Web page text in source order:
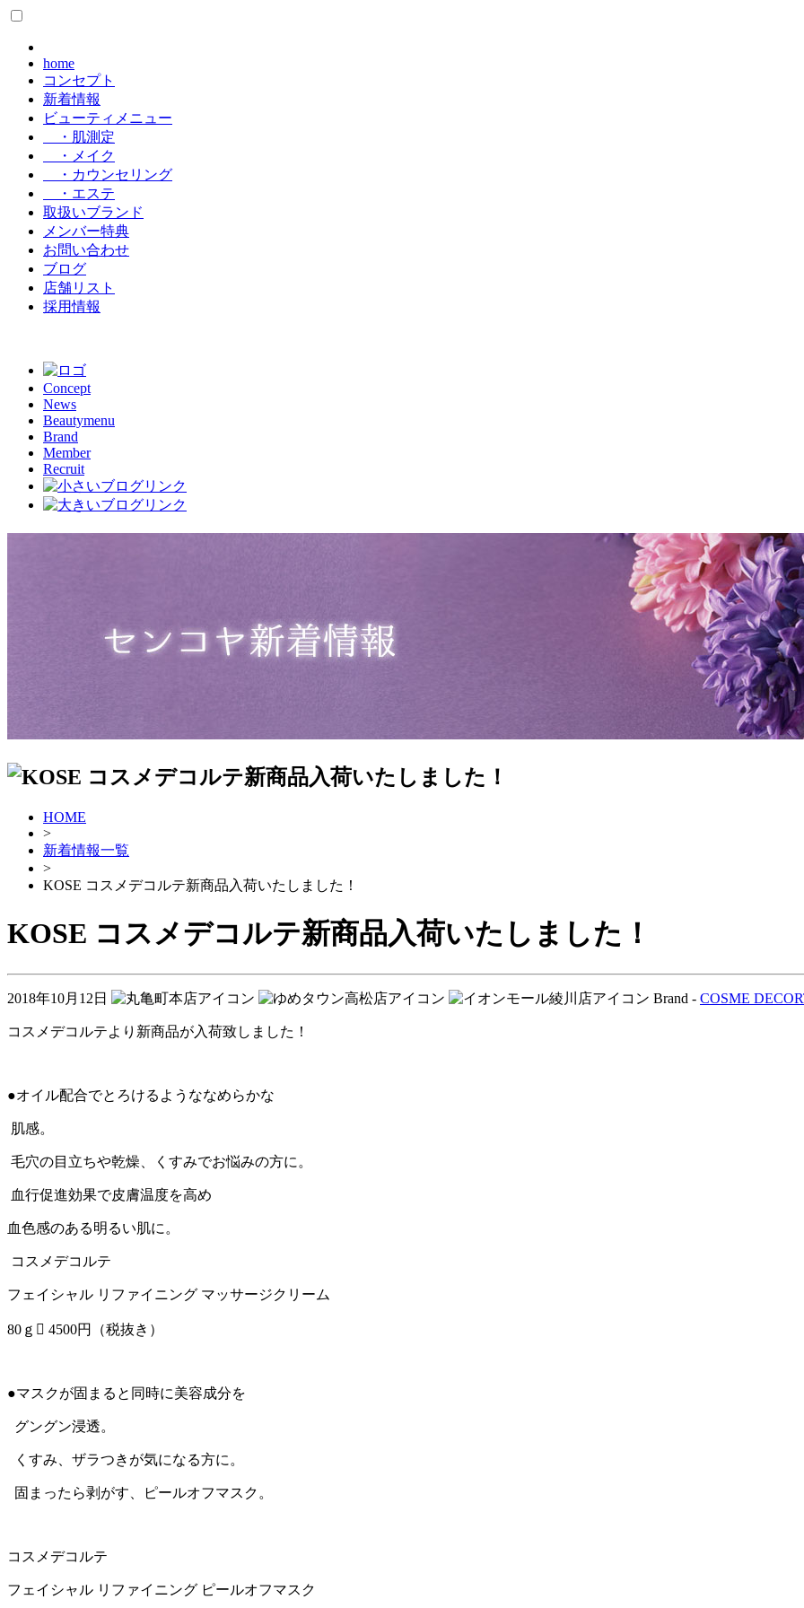
home
コンセプト
新着情報
ビューティメニュー
・肌測定
・メイク
・カウンセリング
・エステ
取扱いブランド
メンバー特典
お問い合わせ
ブログ
店舗リスト
採用情報
Concept
News
Beautymenu
Brand
Member
Recruit
HOME
>
新着情報一覧
>
KOSE コスメデコルテ新商品入荷いたしました！
KOSE コスメデコルテ新商品入荷いたしました！
2018年10月12日 Brand - COSME
コスメデコルテより新商品が入荷致しました！
●オイル配合でとろけるようななめらかな
肌感。
毛穴の目立ちや乾燥、くすみでお悩みの方に。
血行促進効果で皮膚温度を高め
血色感のある明るい肌に。
コスメデコルテ
フェイシャル リファイニング マッサージクリーム
80ｇ 4500円（税抜き）
●マスクが固まると同時に美容成分を
グングン浸透。
くすみ、ザラつきが気になる方に。
固まったら剥がす、ピールオフマスク。
コスメデコルテ
フェイシャル リファイニング ピールオフマスク